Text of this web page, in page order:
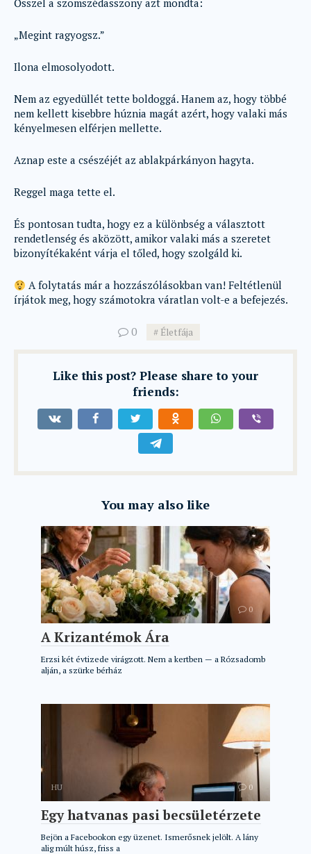
Ősszel a szomszédasszony azt mondta:
„Megint ragyogsz.”
Ilona elmosolyodott.
Nem az egyedüllét tette boldoggá. Hanem az, hogy többé
nem kellett kisebbre húznia magát azért, hogy valaki más
kényelmesen elférjen mellette.
Aznap este a csészéjét az ablakpárkányon hagyta.
Reggel maga tette el.
És pontosan tudta, hogy ez a különbség a választott
rendetlenség és aközött, amikor valaki más a szeretet
bizonyítékaként várja el tőled, hogy szolgáld ki.
A folytatás már a hozzászólásokban van! Feltétlenül
írjátok meg, hogy számotokra váratlan volt-e a befejezés.
0 Életfája
Like this post? Please share to your
friends:
You may also like
HU 0
A Krizantémok Ára
Erzsi két évtizede virágzott. Nem a kertben — a Rózsadomb
alján, a szürke bérház
HU 0
Egy hatvanas pasi becsületérzete
Bejön a Facebookon egy üzenet. Ismerősnek jelölt. A lány
alig múlt húsz, friss a